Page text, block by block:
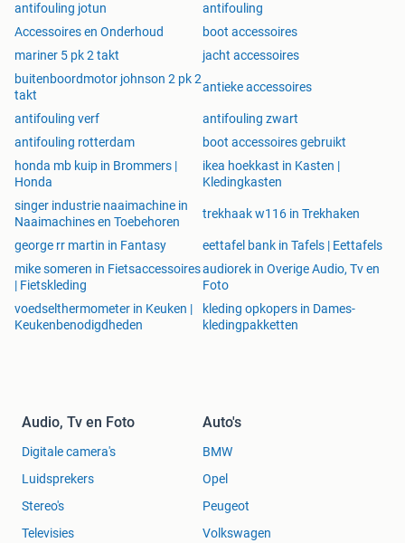
antifouling jotun
antifouling
Accessoires en Onderhoud
boot accessoires
mariner 5 pk 2 takt
jacht accessoires
buitenboordmotor johnson 2 pk 2
takt
antieke accessoires
antifouling verf
antifouling zwart
antifouling rotterdam
boot accessoires gebruikt
honda mb kuip in Brommers |
Honda
ikea hoekkast in Kasten |
Kledingkasten
singer industrie naaimachine in
Naaimachines en Toebehoren
trekhaak w116 in Trekhaken
george rr martin in Fantasy
eettafel bank in Tafels | Eettafels
mike someren in Fietsaccessoires
| Fietskleding
audiorek in Overige Audio, Tv en
Foto
voedselthermometer in Keuken |
Keukenbenodigdheden
kleding opkopers in Dames-
kledingpakketten
Audio, Tv en Foto
Digitale camera's
Luidsprekers
Stereo's
Televisies
Auto's
BMW
Opel
Peugeot
Volkswagen